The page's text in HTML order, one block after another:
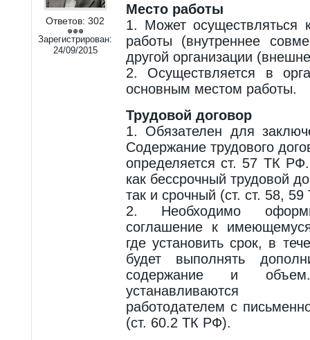
Ответов: 302
Зарегистрирован:
24/09/2015
Место работы
1. Может осуществляться
работы (внутреннее
другой организации
2. Осуществляется в
основным местом работы.
Трудовой договор
1. Обязателен для
Содержание трудового
определяется ст. 57 ТК
как бессрочный трудовой
так и срочный (ст. ст. 58,
2. Необходимо
соглашение к
где установить срок, в
будет выполнять
содержание и
устанавливаются
работодателем с
(ст. 60.2 ТК РФ).